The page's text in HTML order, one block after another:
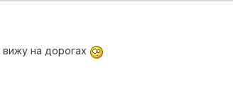
вижу на дорогах